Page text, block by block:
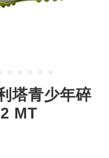
塔青少年碎
MT